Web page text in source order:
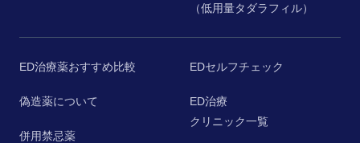
（低用量タダラフィル）
ED治療薬おすすめ比較
偽造薬について
併用禁忌薬
EDセルフチェック
ED治療
クリニック一覧